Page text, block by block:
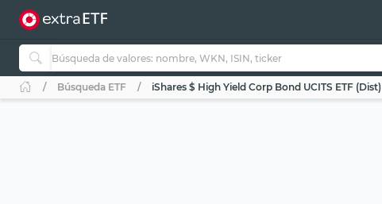
Búsqueda ETF iShares $ High Yield Corp Bond UCITS ETF (Dist)